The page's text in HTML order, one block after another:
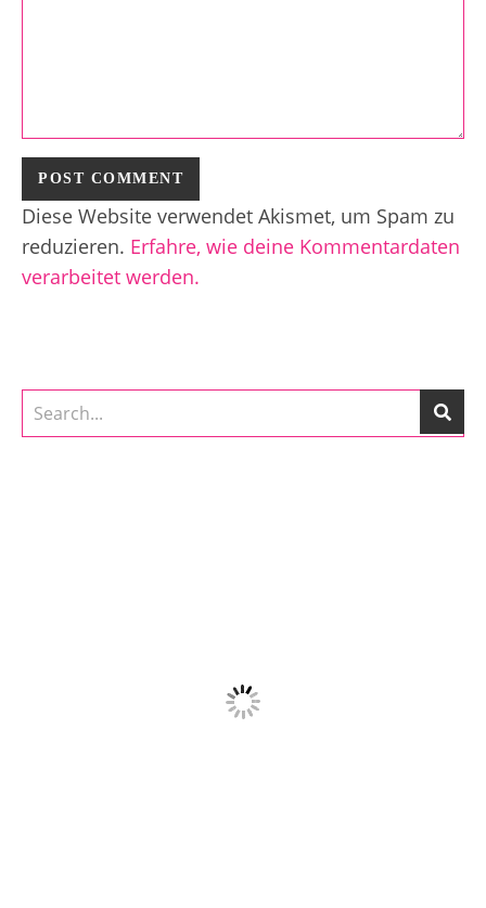
Diese Website verwendet Akismet, um Spam zu
reduzieren. Erfahre, wie deine Kommentardaten
verarbeitet werden.